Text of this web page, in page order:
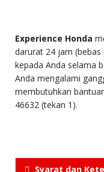
Experience Honda
darurat 24 jam (bebas
kepada Anda selama
Anda mengalami
membutuhkan
46632 (tekan 1).
Syarat dan